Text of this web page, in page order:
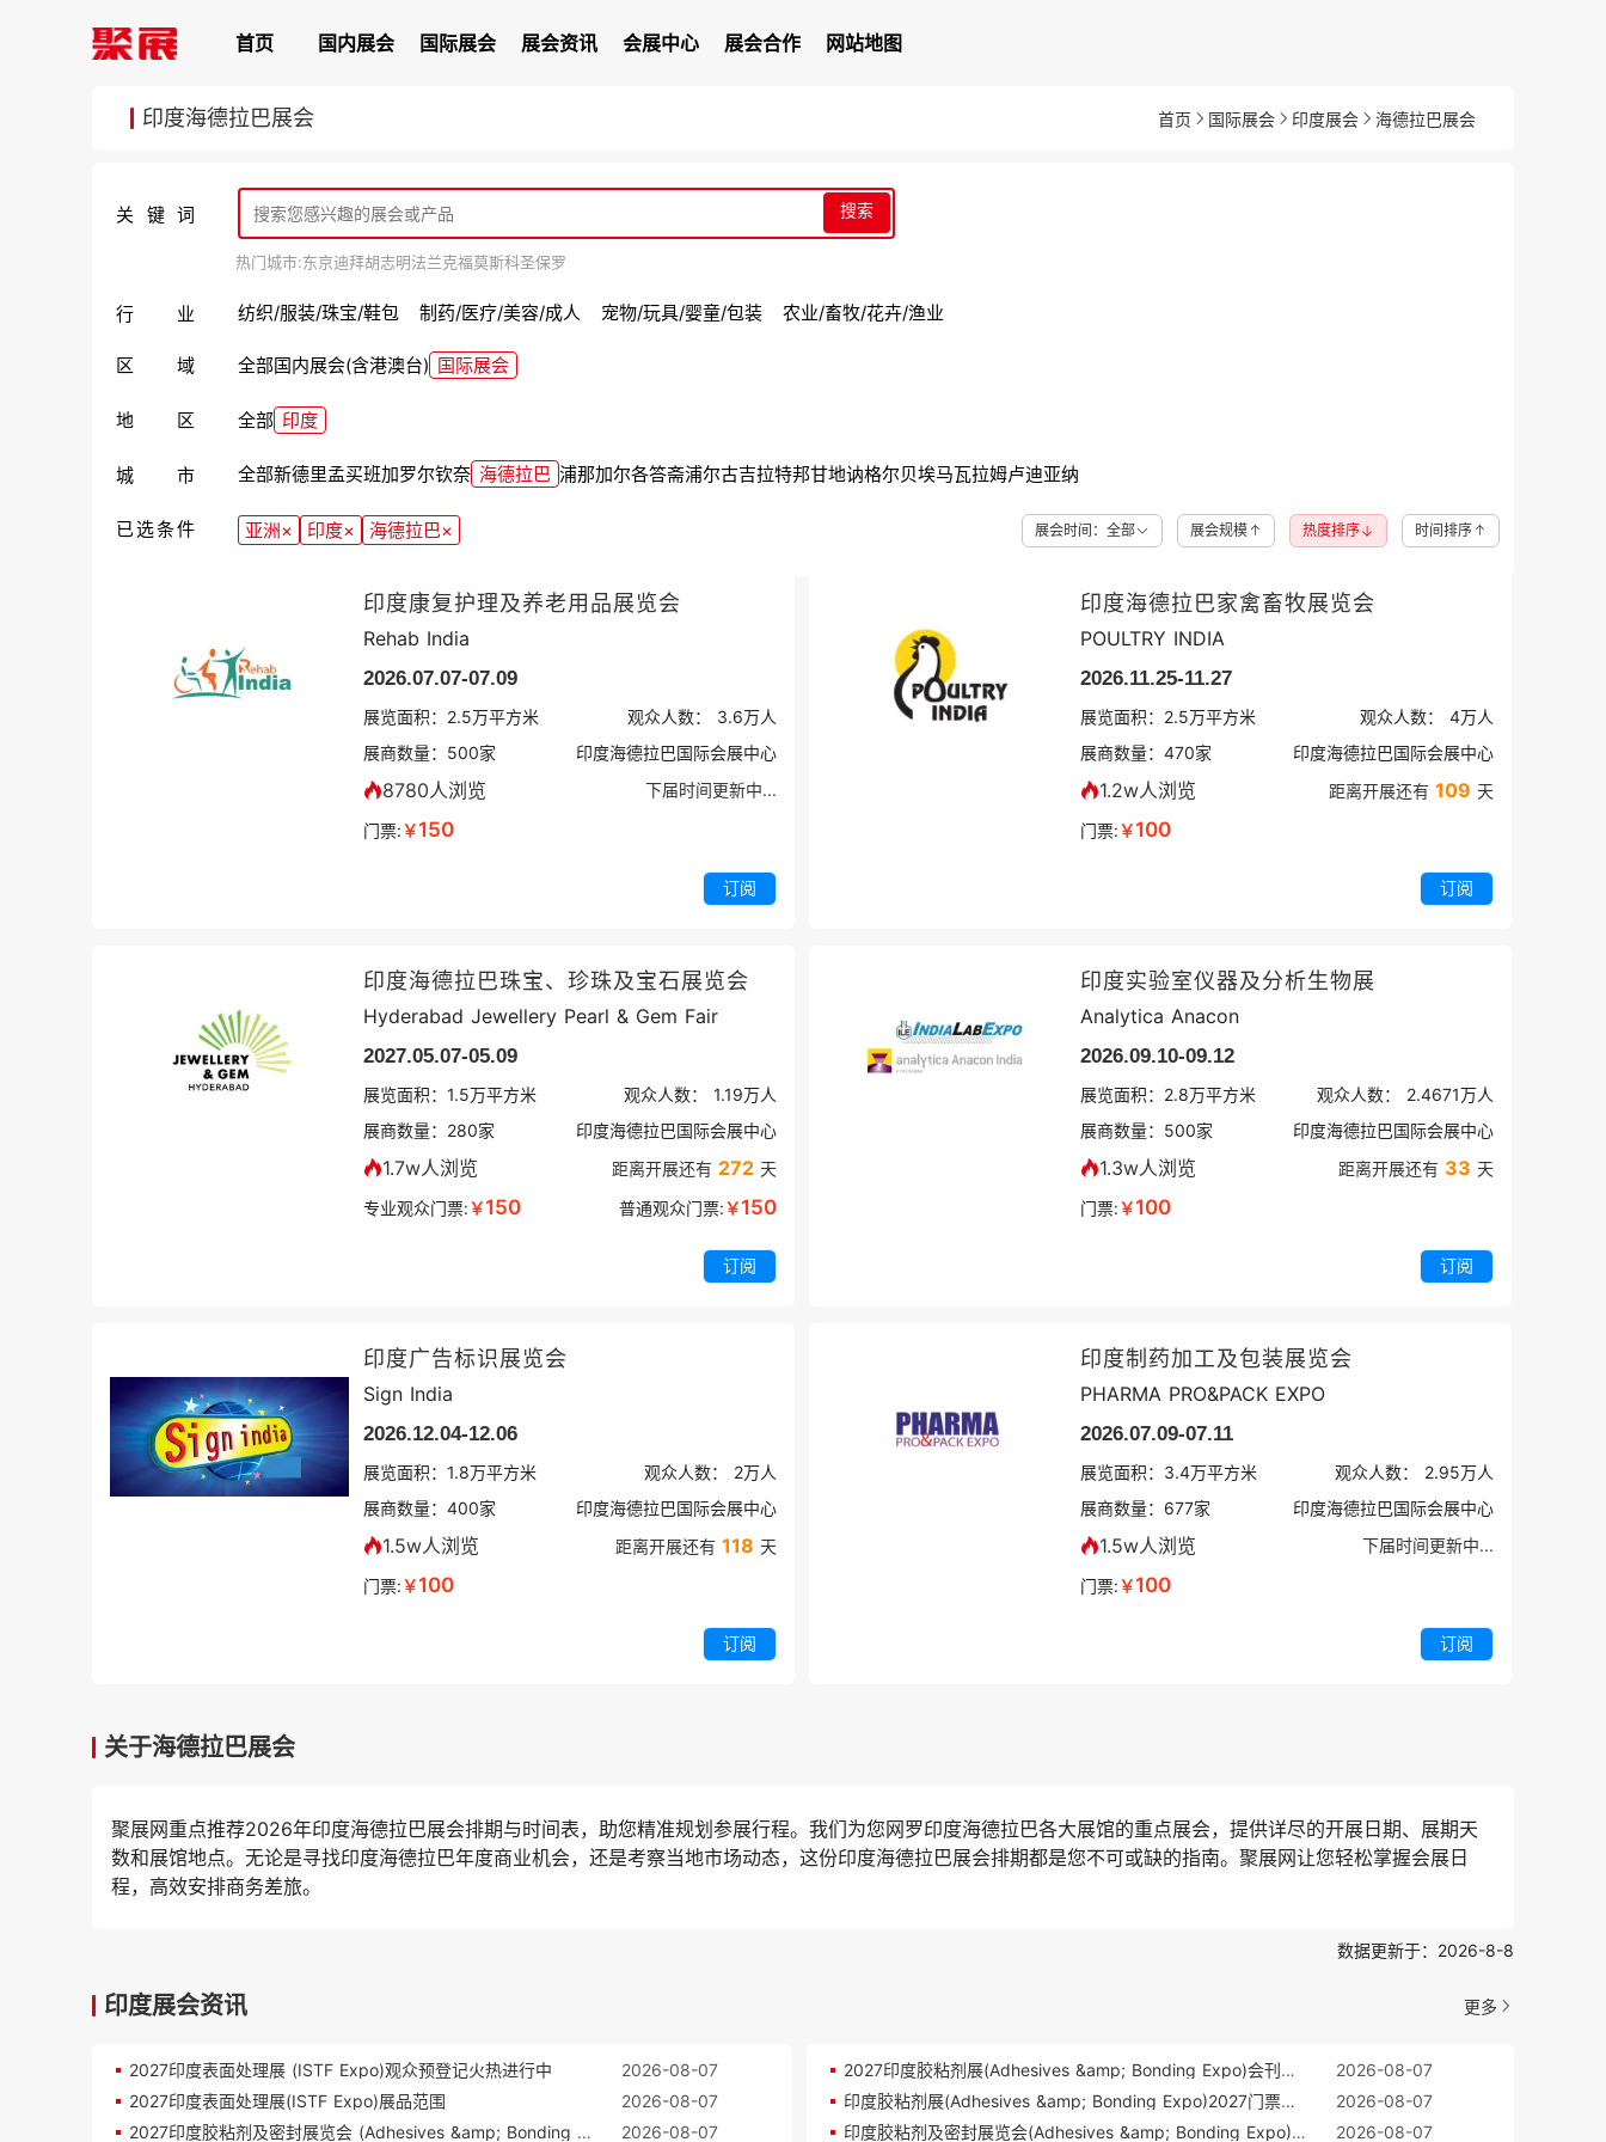
首页 国内展会 国际展会 展会资讯 会展中心 展会合作 网站地图
印度海德拉巴展会 首页 国际展会 印度展会 海德拉巴展会
印度康复护理及养老用品展览会
Rehab India
2026.07.07-07.09
展览面积： 2.5万平方米 观众人数： 3.6万人
展商数量： 500家 印度海德拉巴国际会展中心
8780人浏览
下届时间更新中...
门票:￥150
订阅
印度海德拉巴家禽畜牧展览会
POULTRY INDIA
2026.11.25-11.27
展览面积： 2.5万平方米 观众人数： 4万人
展商数量： 470家 印度海德拉巴国际会展中心
1.2w人浏览 距离开展还有 109 天
门票:￥100
订阅
印度海德拉巴珠宝、珍珠及宝石展览会
Hyderabad Jewellery Pearl & Gem Fair
2027.05.07-05.09
展览面积： 1.5万平方米 观众人数： 1.19万人
展商数量： 280家 印度海德拉巴国际会展中心
1.7w人浏览 距离开展还有 272 天
专业观众门票:￥150 普通观众门票:￥150
订阅
印度实验室仪器及分析生物展
Analytica Anacon
2026.09.10-09.12
展览面积： 2.8万平方米 观众人数： 2.4671万人
展商数量： 500家 印度海德拉巴国际会展中心
1.3w人浏览 距离开展还有 33 天
门票:￥100
订阅
印度广告标识展览会
Sign India
2026.12.04-12.06
展览面积： 1.8万平方米 观众人数： 2万人
展商数量： 400家 印度海德拉巴国际会展中心
1.5w人浏览 距离开展还有 118 天
门票:￥100
订阅
印度制药加工及包装展览会
PHARMA PRO&PACK EXPO
2026.07.09-07.11
展览面积： 3.4万平方米 观众人数： 2.95万人
展商数量： 677家 印度海德拉巴国际会展中心
1.5w人浏览
下届时间更新中...
门票:￥100
订阅
关于海德拉巴展会
聚展网重点推荐2026年印度海德拉巴展会排期与时间表，助您精准规划参展行程。我们为您网罗印度海德拉巴各大展馆的重点展会，提供详尽的开展日期、展期天
数和展馆地点。无论是寻找印度海德拉巴年度商业机会，还是考察当地市场动态，这份印度海德拉巴展会排期都是您不可或缺的指南。聚展网让您轻松掌握会展日
程，高效安排商务差旅。
关键词 搜索
热门城市:东京迪拜胡志明法兰克福莫斯科圣保罗
行业 纺织/服装/珠宝/鞋包 制药/医疗/美容/成人 宠物/玩具/婴童/包装 农业/畜牧/花卉/渔业
区域 全部国内展会(含港澳台) 国际展会
地区 全部 印度
城市 全部新德里孟买班加罗尔钦奈 海德拉巴 浦那加尔各答斋浦尔古吉拉特邦甘地讷格尔贝埃马瓦拉姆卢迪亚纳
已选条件 亚洲× 印度× 海德拉巴× 展会时间：全部 展会规模 热度排序 时间排序
数据更新于：2026-8-8
印度展会资讯 更多
2027印度表面处理展 (ISTF Expo)观众预登记火热进行中
2026-08-07
2027印度表面处理展(ISTF Expo)展品范围
2026-08-07
2027印度胶粘剂及密封展览会 (Adhesives &amp; Bonding Expo)参展攻略（时间地点+门票价格）
2026-08-07
2027印度胶粘剂展(Adhesives &amp; Bonding Expo)会刊如何获取？
2026-08-07
印度胶粘剂展(Adhesives &amp; Bonding Expo)2027门票价格
2026-08-07
印度胶粘剂及密封展览会(Adhesives &amp; Bonding Expo)2027展位图与展位申请
2026-08-07